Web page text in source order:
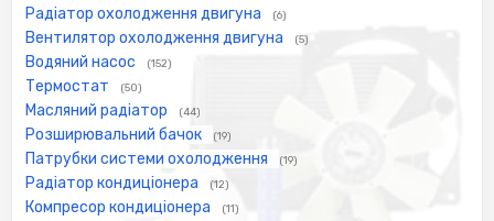
Радіатор охолодження двигуна (6)
Вентилятор охолодження двигуна (5)
Водяний насос (152)
Термостат (50)
Масляний радіатор (44)
Розширювальний бачок (19)
Патрубки системи охолодження (19)
Радіатор кондиціонера (12)
Компресор кондиціонера (11)